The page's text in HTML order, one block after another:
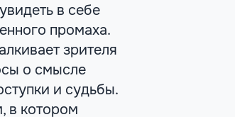
в себе
промаха.
зрителя
о смысле
и судьбы.
в котором